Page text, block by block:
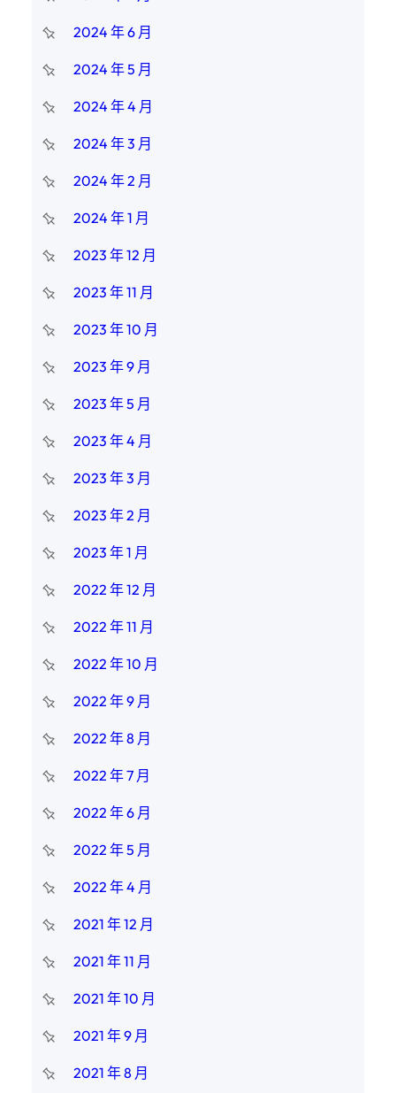
2024 年 6 月
2024 年 5 月
2024 年 4 月
2024 年 3 月
2024 年 2 月
2024 年 1 月
2023 年 12 月
2023 年 11 月
2023 年 10 月
2023 年 9 月
2023 年 5 月
2023 年 4 月
2023 年 3 月
2023 年 2 月
2023 年 1 月
2022 年 12 月
2022 年 11 月
2022 年 10 月
2022 年 9 月
2022 年 8 月
2022 年 7 月
2022 年 6 月
2022 年 5 月
2022 年 4 月
2021 年 12 月
2021 年 11 月
2021 年 10 月
2021 年 9 月
2021 年 8 月